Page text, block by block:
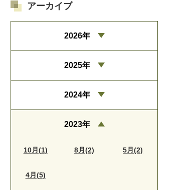
アーカイブ
2026年
2025年
2024年
2023年
10月(1) 8月(2) 5月(2)
4月(5)